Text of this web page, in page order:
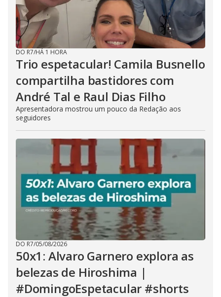
DO R7/HÁ 1 HORA
Trio espetacular! Camila Busnello
compartilha bastidores com
André Tal e Raul Dias Filho
Apresentadora mostrou um pouco da Redação aos
seguidores
DO R7/05/08/2026
50x1: Alvaro Garnero explora as
belezas de Hiroshima |
#DomingoEspetacular #shorts